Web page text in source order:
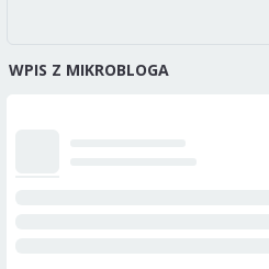
WPIS Z MIKROBLOGA